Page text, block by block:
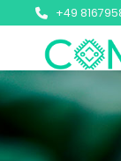
+49